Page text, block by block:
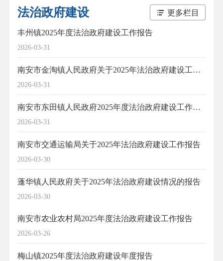
法治政府建设 更多栏目
2026-03-31
丰州镇2025年度法治政府建设工作报告
2026-03-31
南安市金淘镇人民政府关于2025年法治政府建设工作的报告
2026-03-31
南安市东田镇人民政府2025年度法治政府建设工作报告
2026-03-30
南安市交通运输局关于2025年法治政府建设工作报告
2026-03-30
蓬华镇人民政府关于2025年法治政府建设情况的报告
2026-03-26
南安市农业农村局2025年度法治政府建设工作报告
梅山镇2025年度法治政府建设年度报告